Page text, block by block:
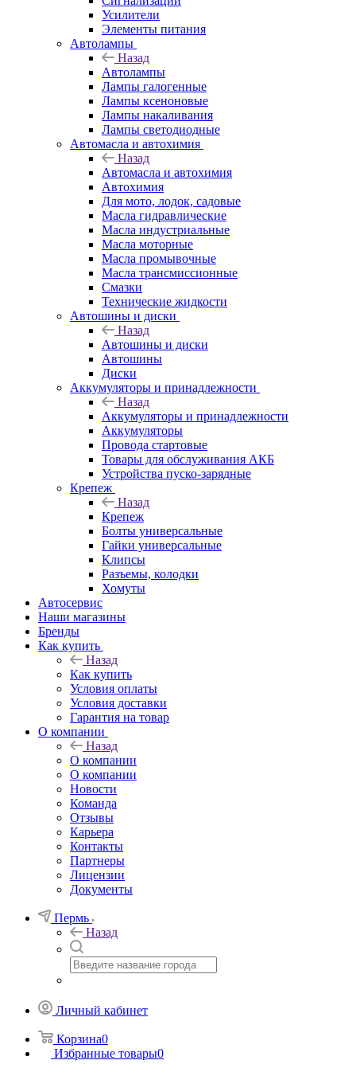
Усилители
Элементы питания
Автолампы
Назад
Автолампы
Лампы галогенные
Лампы ксеноновые
Лампы накаливания
Лампы светодиодные
Автомасла и автохимия
Назад
Автомасла и автохимия
Автохимия
Для мото, лодок, садовые
Масла гидравлические
Масла индустриальные
Масла моторные
Масла промывочные
Масла трансмиссионные
Смазки
Технические жидкости
Автошины и диски
Назад
Автошины и диски
Автошины
Диски
Аккумуляторы и принадлежности
Назад
Аккумуляторы и принадлежности
Аккумуляторы
Провода стартовые
Товары для обслуживания АКБ
Устройства пуско-зарядные
Крепеж
Назад
Крепеж
Болты универсальные
Гайки универсальные
Клипсы
Разъемы, колодки
Хомуты
Автосервис
Наши магазины
Бренды
Как купить
Назад
Как купить
Условия оплаты
Условия доставки
Гарантия на товар
О компании
Назад
О компании
О компании
Новости
Команда
Отзывы
Карьера
Контакты
Партнеры
Лицензии
Документы
Пермь
Назад
Личный кабинет
Корзина0
Избранные товары0